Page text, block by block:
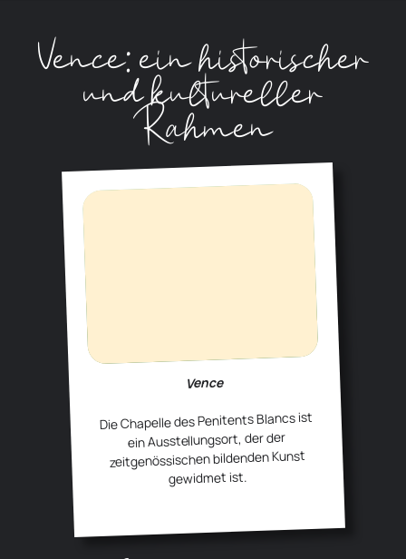
Vence: ein historischer
und kultureller
Rahmen
Vence
Die Chapelle des Penitents Blancs ist
ein Ausstellungsort, der der
zeitgenössischen bildenden Kunst
gewidmet ist.